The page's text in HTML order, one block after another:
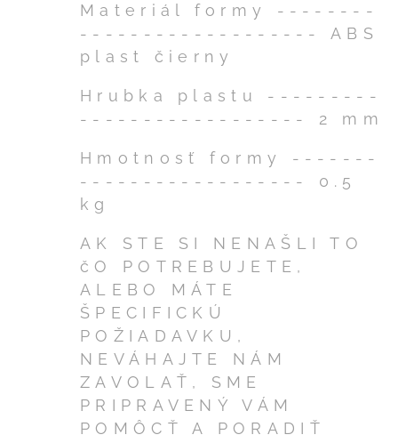
Materiál formy --------
------------------- ABS
plast čierny
Hrubka plastu ---------
------------------ 2 mm
Hmotnosť formy -------
------------------ 0.5
kg
AK STE SI NENAŠLI TO
čO POTREBUJETE,
ALEBO MÁTE
ŠPECIFICKÚ
POŽIADAVKU,
NEVÁHAJTE NÁM
ZAVOLAŤ, SME
PRIPRAVENÝ VÁM
POMÔCŤ A PORADIŤ